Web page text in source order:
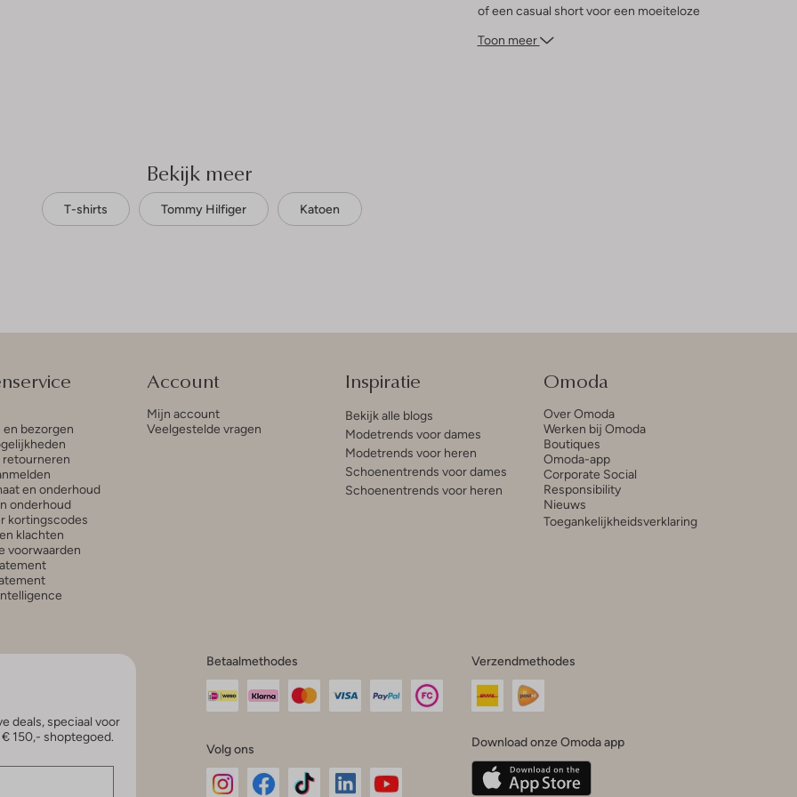
of een casual short voor een moeiteloze
actieve dag, met dit T-shirt zit je altijd
Toon meer
Bekijk meer
T-shirts Tommy Hilfiger Katoen
en bezorgen
retourneren
en onderhoud
onderhoud
kortingscodes
klachten
voorwaarden
Account
Mijn account
Veelgestelde vragen
Inspiratie
Bekijk alle blogs
Modetrends voor dames
Modetrends voor heren
Schoenentrends voor dames
Schoenentrends voor heren
Omoda
Over Omoda
Werken bij Omoda
Boutiques
Omoda-app
Corporate Social
Responsibility
Nieuws
Toegankelijkheidsverklaring
deals, speciaal voor
150,- shoptegoed.
Betaalmethodes
Volg ons
Verzendmethodes
Download onze Omoda app